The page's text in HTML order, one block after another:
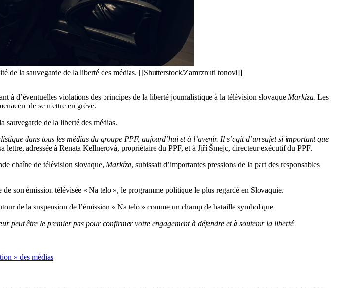
de la sauvegarde de la liberté des médias. [[Shutterstock/Zamrznuti tonovi]]
à d’éventuelles violations des principes de la liberté journalistique à la télévision slovaque Markíza. Les
de se mettre en grève.
sauvegarde de la liberté des médias.
dans tous les médias du groupe PPF, aujourd’hui et à l’avenir. Il s’agit d’un sujet si important que
lettre, adressée à Renata Kellnerová, propriétaire du PPF, et à Jiří Šmejc, directeur exécutif du PPF.
chaîne de télévision slovaque, Markíza, subissait d’importantes pressions de la part des responsables
son émission télévisée « Na telo », le programme politique le plus regardé en Slovaquie.
de la suspension de l’émission « Na telo » comme un champ de bataille symbolique.
peut être le premier pas pour confirmer votre engagement à défendre et à soutenir la liberté
» des médias